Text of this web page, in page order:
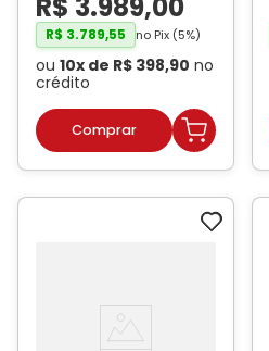
Preto Brilhante /
Transitions Verde
Grafite Unissex
BAN META
R$ 3.789,55 no Pix (5%)
ou 10x de R$ 398,90 no
crédito